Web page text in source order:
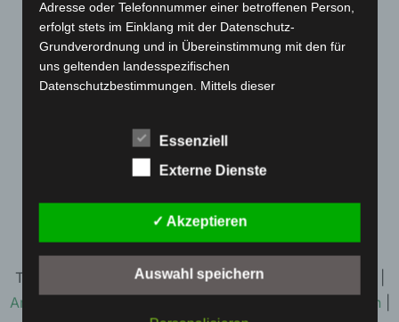
Hier geht’s zur Anmeldung + Infos
TSG Ailingen e.V. - Handball |Impressum
Archiv
Interner Bereich
Adresse oder Telefonnummer einer betroffenen Person,
erfolgt stets im Einklang mit der Datenschutz-
Grundverordnung und in Übereinstimmung mit den für
uns geltenden landesspezifischen
Datenschutzbestimmungen. Mittels dieser
erhobenen, genutzten und verarbeiteten
personenbezogenen Daten informieren. Ferner werden
über die ihnen zustehenden Rechte aufgeklärt.
Wir haben als für die Verarbeitung Verantwortlicher
umgesetzt, um einen möglichst lückenlosen Schutz der
Essenziell
Externe Dienste
✓ Akzeptieren
Auswahl speichern